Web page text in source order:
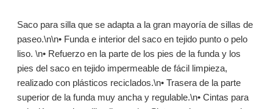
Saco para silla que se adapta a la gran mayoría de sillas de
paseo.\n\n• Funda e interior del saco en tejido punto o pelo
liso. \n• Refuerzo en la parte de los pies de la funda y los
pies del saco en tejido impermeable de fácil limpieza,
realizado con plásticos reciclados.\n• Trasera de la parte
superior de la funda muy ancha y regulable.\n• Cintas para